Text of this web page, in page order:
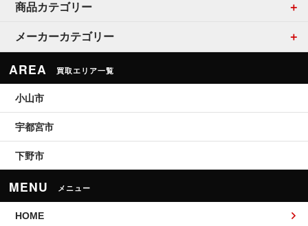
商品カテゴリー
メーカーカテゴリー
AREA 買取エリア一覧
小山市
宇都宮市
下野市
MENU メニュー
HOME